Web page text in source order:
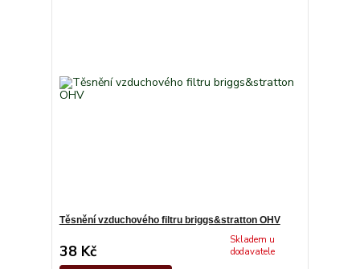
Těsnění vzduchového filtru briggs&stratton OHV
38 Kč
Skladem u
dodavatele